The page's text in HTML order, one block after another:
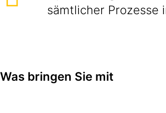
sämtlicher Prozesse
Was bringen Sie mit